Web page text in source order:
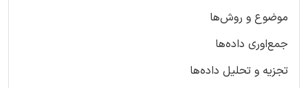
موضوع و روش‌ها
جمع‌اوری داده‌ها
تجزیه و تحلیل داده‌ها